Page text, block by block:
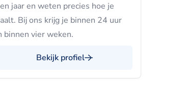
jaar en weten precies hoe je
Bij ons krijg je binnen 24 uur
binnen vier weken.
Bekijk profiel